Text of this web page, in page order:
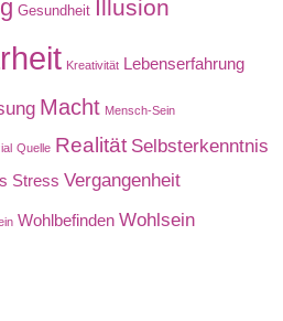
Gesundheit Illusion
Kreativität Lebenserfahrung
Macht Mensch-Sein
Quelle Realität Selbsterkenntnis
Stress Vergangenheit
Wohlbefinden Wohlsein